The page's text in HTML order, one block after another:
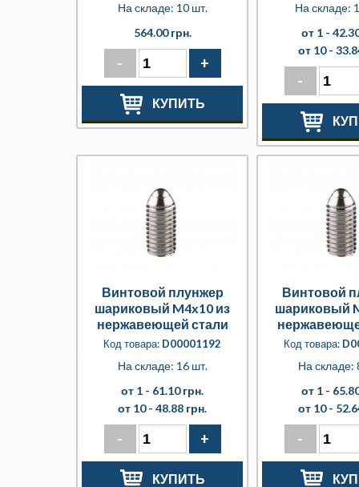
На складе: 10 шт.
564.00 грн.
- +
КУПИТЬ
На складе:
от 1 -
от 10 -
-
Винтовой плунжер
шариковый M4x10 из
нержавеющей стали
Код товара: D00001192
На складе: 16 шт.
от 1 - 61.10 грн.
от 10 - 48.88 грн.
- +
КУПИТЬ
Винтовой
шариковый
Код товара:
На складе:
от 1 -
от 10 -
-